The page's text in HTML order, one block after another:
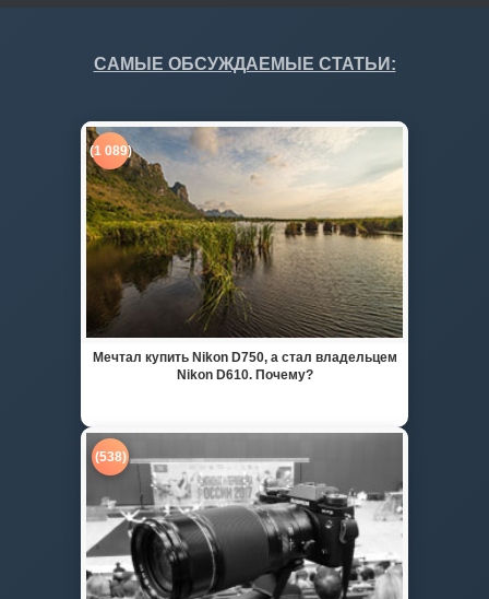
САМЫЕ ОБСУЖДАЕМЫЕ СТАТЬИ:
(1 089)
Мечтал купить Nikon D750, а стал владельцем
Nikon D610. Почему?
(538)